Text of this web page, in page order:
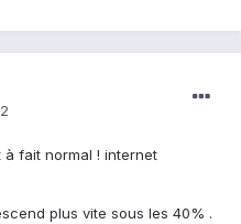
fait normal ! internet
plus vite sous les 40% .